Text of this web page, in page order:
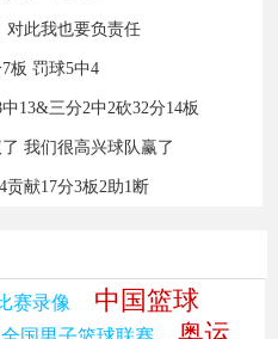
对此我也要负责任
板 罚球5中4
13&三分2中2砍32分14板
我们很高兴球队赢了
献17分3板2助1断
赛录像
中国篮球